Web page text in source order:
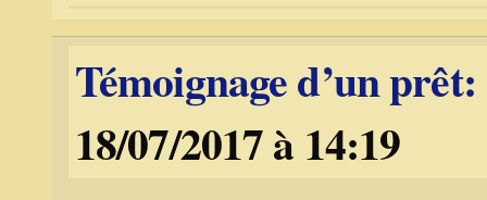
Témoignage d’un
18/07/2017 à 14:19